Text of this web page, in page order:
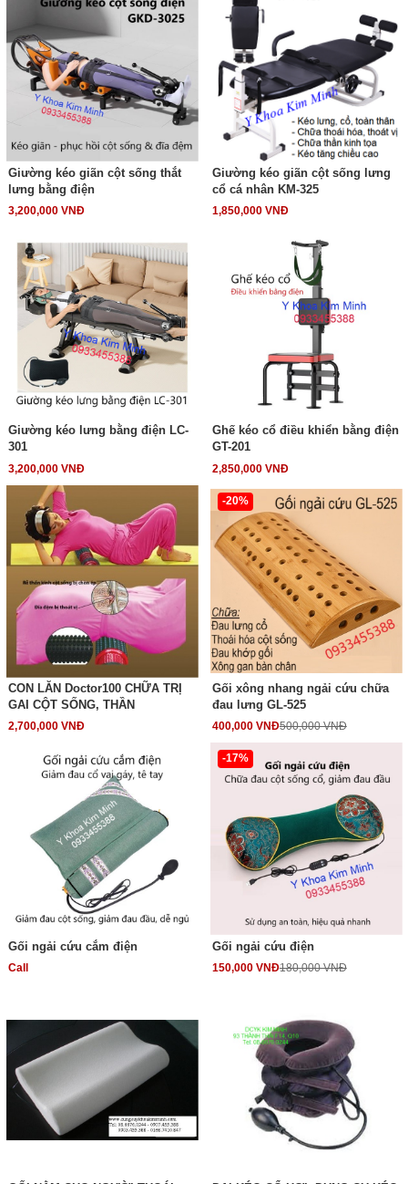
Giường kéo giãn cột sống thắt
lưng bằng điện
3,200,000 VNĐ
Giường kéo giãn cột sống lưng
cổ cá nhân KM-325
1,850,000 VNĐ
Giường kéo lưng bằng điện LC-
301
3,200,000 VNĐ
Ghế kéo cổ điều khiển bằng điện
GT-201
2,850,000 VNĐ
CON LĂN Doctor100 CHỮA TRỊ
GAI CỘT SỐNG, THẦN
2,700,000 VNĐ
-20%
Gối xông nhang ngải cứu chữa
đau lưng GL-525
400,000 VNĐ500,000 VNĐ
Gối ngải cứu cắm điện
Call
-17%
Gối ngải cứu điện
150,000 VNĐ180,000 VNĐ